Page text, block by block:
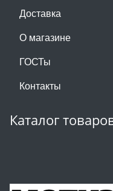
Доставка
О магазине
ГОСТы
Контакты
Каталог